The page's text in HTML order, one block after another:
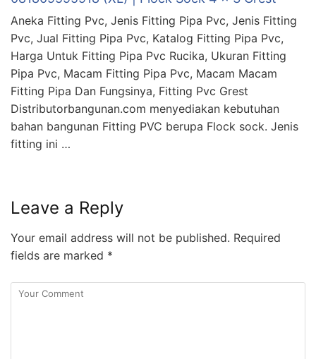
Aneka Fitting Pvc, Jenis Fitting Pipa Pvc, Jenis Fitting
Pvc, Jual Fitting Pipa Pvc, Katalog Fitting Pipa Pvc,
Harga Untuk Fitting Pipa Pvc Rucika, Ukuran Fitting
Pipa Pvc, Macam Fitting Pipa Pvc, Macam Macam
Fitting Pipa Dan Fungsinya, Fitting Pvc Grest
Distributorbangunan.com menyediakan kebutuhan
bahan bangunan Fitting PVC berupa Flock sock. Jenis
fitting ini …
Leave a Reply
Your email address will not be published. Required
fields are marked *